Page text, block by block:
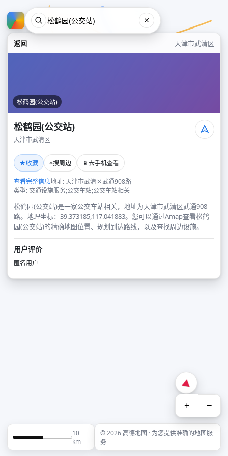
返回 天津市武清区
松鹤园(公交站)
松鹤园(公交站)
天津市武清区
★收藏 ⌖搜周边 📱 去手机查看
查看完整信息地址: 天津市武清区武通908路
类型: 交通设施服务;公交车站;公交车站相关
松鹤园(公交站)是一家公交车站相关，地址为天津市武清区武通908
路。地理坐标：39.373185,117.041883。您可以通过Amap查看松鹤
园(公交站)的精确地图位置、规划到达路线，以及查找周边设施。
用户评价
匿名用户
+ −
10
km
© 2026 高德地图 · 为您提供准确的地图服
务